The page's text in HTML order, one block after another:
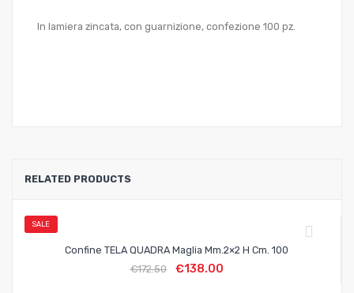
In lamiera zincata, con guarnizione, confezione 100 pz.
RELATED PRODUCTS
SALE
Confine TELA QUADRA Maglia Mm.2×2 H Cm. 100
€172.50 €138.00